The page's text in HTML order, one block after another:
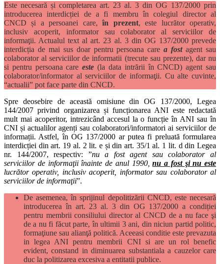
Este necesară și completarea art. 23 al. 3 din OG 137/2000 prin
introducerea interdicției de a fi membru în colegiul director al
CNCD și a persoanei care,în prezent, este lucrător operativ,
inclusiv acoperit, informator sau colaborator al serviciilor de
informaţii. Actualul text al art. 23 al. 3 din OG 137/2000 prevede
interdicția de mai sus doar pentru persoana carea fostagent sau
colaborator al serviciilor de informatii (trecute sau prezente), dar nu
si pentru persoana careeste (la data intrării în CNCD) agent sau
colaborator/informator al serviciilor de informaţii. Cu alte cuvinte,
“actualii” pot face parte din CNCD.
Spre deosebire de această omisiune din OG 137/2000, Legea
144/2007 privind organizarea și funcționarea ANI este redactată
mult mai acoperitor, intrezicând accesul la o funcție în ANI sau în
CNI și actualilor agenți sau colaboratori/informatori ai serviciilor de
informații. Astfel, în OG 137/2000 ar putea fi preluată formularea
interdicției din art. 19 al. 2 lit. e și din art. 35/1 al. 1 lit. d din Legea
nr. 144/2007, respectiv: ”nu a fost agent sau colaborator al
serviciilor de informaţii înainte de anul 1990,nu a fost şi nu este
lucrător operativ, inclusiv acoperit, informator sau colaborator al
serviciilor de informaţii”.
De asemenea, în sprijinul depolitizării CNCD, este necesară
introducerea în art. 23 al. 3 din OG 137/2000 a condiției
pentru membrii consiliului director al CNCD de a nu face şi
de a nu fi făcut parte, în ultimii 3 ani, din niciun partid politic,
formaţiune sau alianţă politică. Aceeasi conditie este prevazuta
in legea ANI pentru membrii CNI si are un rol benefic
evident, constand in diminuarea substantiala a cauzelor care
duc la politizarea excesiva a entitatii publice.